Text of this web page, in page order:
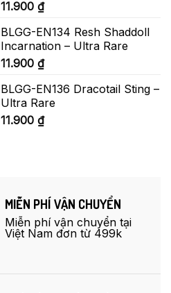
11.900 ₫
BLGG-EN134 Resh Shaddoll
Incarnation – Ultra Rare
11.900 ₫
BLGG-EN136 Dracotail Sting –
Ultra Rare
11.900 ₫
MIỄN PHÍ VẬN CHUYỂN
Miễn phí vận chuyển tại
Việt Nam đơn từ 499k